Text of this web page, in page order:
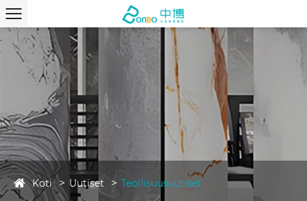
Koti Uutiset Teollisuusuutiset